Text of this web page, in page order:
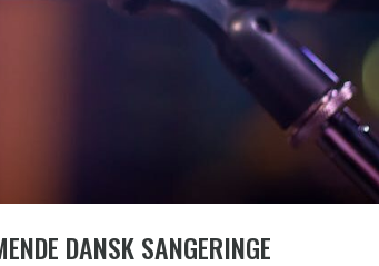
DANSK SANGERINGE